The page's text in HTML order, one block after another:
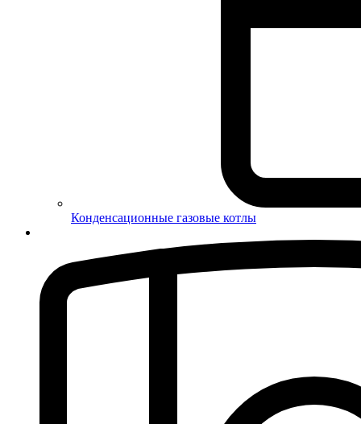
Конденсационные газовые котлы